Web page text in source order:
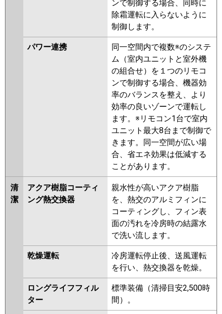
ERMP140LEY PLZ-ERMP140LY
PLZ-HRMP140LFV PLZ-
HRMP140LV PLZ-ERMP140LEW
PLZ-ERMP140LW
PLZ-
ERMP140LEV PLZ-ERMP140LV
PLZ-ERMP140LR PLZ-
ERMP140LER
RCID-GP140RHN4 RCID-
GP140RSH9 RCID-GP140RHN3
RCID-GP140RSH8 RCID-
GP140RHN2 RCID-GP140RSH7
RCID-GP140RHN1 RCID-
GP140RSH6 RCID-GP140RSH5
RCID-GP140RHN RCID-
RCID-GP140RSH3 RCID-
GP140RSH2
FDTWK1405H5SA-rak
FDTWK1405H5SA
FDTWV1405HA5SA-rak
FDTWV1405HA5SA
FDTWK1405H5S-rak
FDTWK1405H5S
FDTWV1405HA5S-rak
FDTWV1405HA5S
ンで制御する場合、同時に
除霜運転に入らないように
制御します。
パワー連携
同一空間内で複数※のシステ
ム（室内ユニットと室外機
の組合せ）を１つのリモコ
ンで制御する場合、機器効
率のバランスを整え、より
効率の良いゾーンで運転し
ます。※リモコン1台で室内
ユニット最大8台まで制御で
きます。同一空間が広い場
合、省エネ効果は低減する
ことがあります。
清
潔
アクア樹脂コーティ
ング熱交換器
親水性が高いアクア樹脂
を、熱交のアルミフィンに
コーティングし、フィン表
面の汚れを冷房時の結露水
で洗い流します。
乾燥運転
冷房運転停止後、送風運転
を行い、熱交換器を乾燥。
ロングライフフィル
ター
標準装備（清掃目安2,500時
間）。